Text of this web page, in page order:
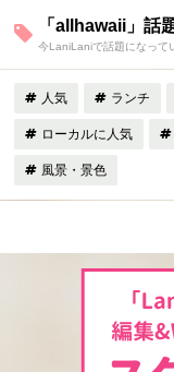
「allhawaii」話
今LaniLaniで話題になって
人気 ランチ
ローカルに人気
風景・景色